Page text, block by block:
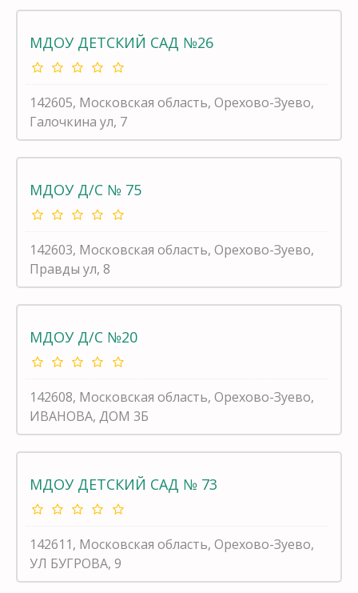
МДОУ ДЕТСКИЙ САД №26
142605, Московская область, Орехово-Зуево,
Галочкина ул, 7
МДОУ Д/С № 75
142603, Московская область, Орехово-Зуево,
Правды ул, 8
МДОУ Д/С №20
142608, Московская область, Орехово-Зуево,
ИВАНОВА, ДОМ 3Б
МДОУ ДЕТСКИЙ САД № 73
142611, Московская область, Орехово-Зуево,
УЛ БУГРОВА, 9